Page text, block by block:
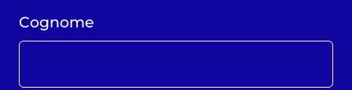
Cognome